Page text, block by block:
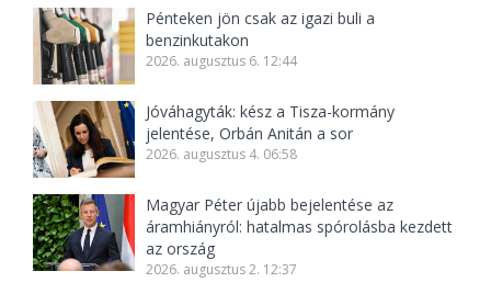
Pénteken jön csak az igazi buli a
benzinkutakon
2026. augusztus 6. 12:44
Jóváhagyták: kész a Tisza-kormány
jelentése, Orbán Anitán a sor
2026. augusztus 4. 06:58
Magyar Péter újabb bejelentése az
áramhiányról: hatalmas spórolásba kezdett
az ország
2026. augusztus 2. 12:37